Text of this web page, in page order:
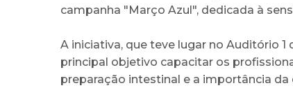
campanha "Março Azul", dedicada à
A iniciativa, que teve lugar no Auditório
principal objetivo capacitar os
preparação intestinal e a importância